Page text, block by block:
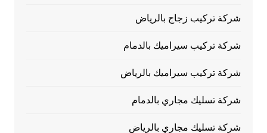
شركة تركيب زجاج بالرياض
شركة تركيب سيراميك بالدمام
شركة تركيب سيراميك بالرياض
شركة تسليك مجاري بالدمام
شركة تسليك مجاري بالرياض